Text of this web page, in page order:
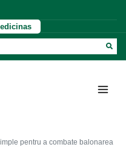
pentru a combate balonarea